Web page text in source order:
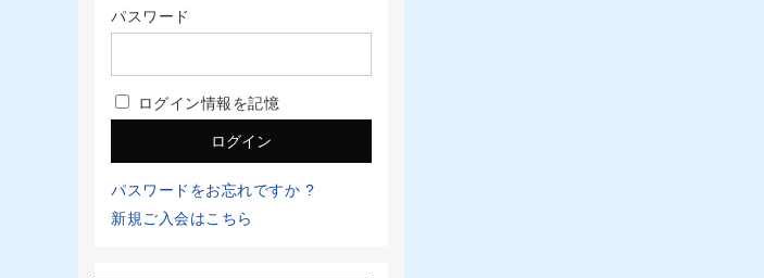
パスワード
ログイン情報を記憶
パスワードをお忘れですか ?
新規ご入会はこちら